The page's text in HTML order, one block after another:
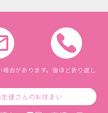
合があります。後ほど折り返し
徒さんのお住まい